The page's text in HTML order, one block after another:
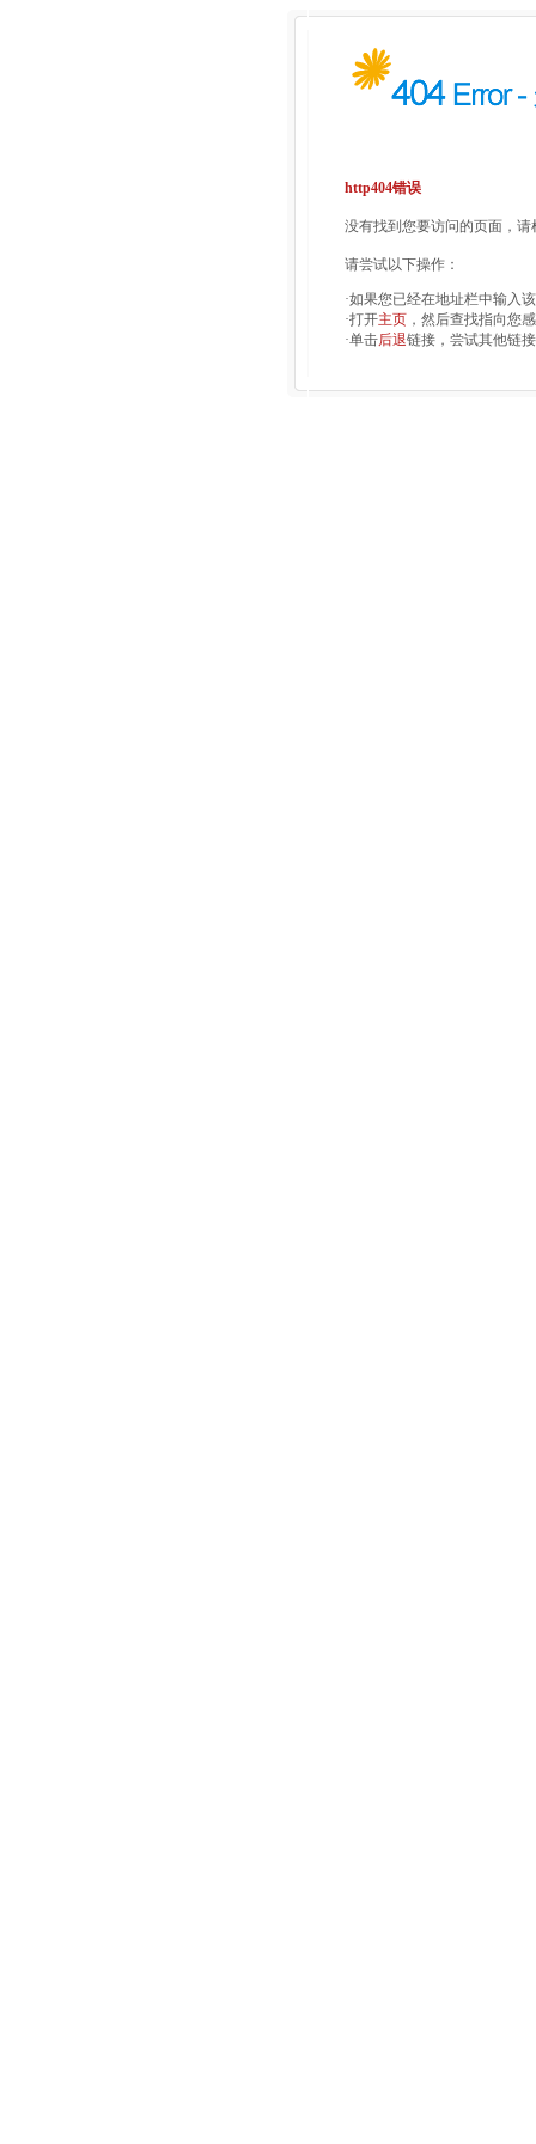
http404错误
没有找到您要访问的页面，
请尝试以下操作：
·如果您已经在地址栏中输入
·打开主页 ，然后查找指向您
·单击后退链接，尝试其他链